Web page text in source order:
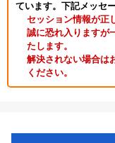
ています。下記メッセ
セッション情報が正
誠に恐れ入りますが
たします。
解決されない場合は
ください。